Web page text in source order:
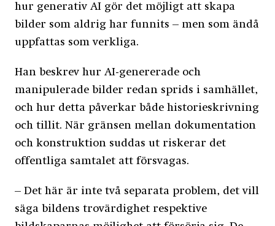
hur generativ AI gör det möjligt att skapa
bilder som aldrig har funnits – men som ändå
uppfattas som verkliga.
Han beskrev hur AI-genererade och
manipulerade bilder redan sprids i samhället,
och hur detta påverkar både historieskrivning
och tillit. När gränsen mellan dokumentation
och konstruktion suddas ut riskerar det
offentliga samtalet att försvagas.
– Det här är inte två separata problem, det vill
säga bildens trovärdighet respektive